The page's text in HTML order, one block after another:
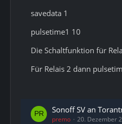
savedata 1
pulsetime1 10
Die Schaltfunktion für
Für Relais 2 dann
Sonoff SV an
premo 20. Dezember